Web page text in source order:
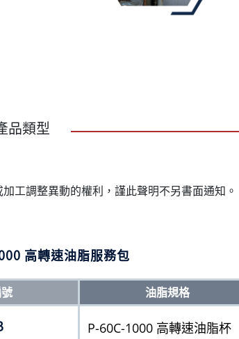
品類型
工調整異動的權利，謹此聲明不另書面通知。
高轉速油脂服務包
油脂規格
P-60C-1000 高轉速油脂杯